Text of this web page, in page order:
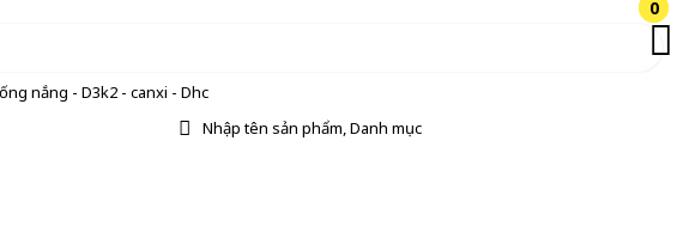
nắng - D3k2 - canxi - Dhc
Nhập tên sản phẩm, Danh mục
0
0